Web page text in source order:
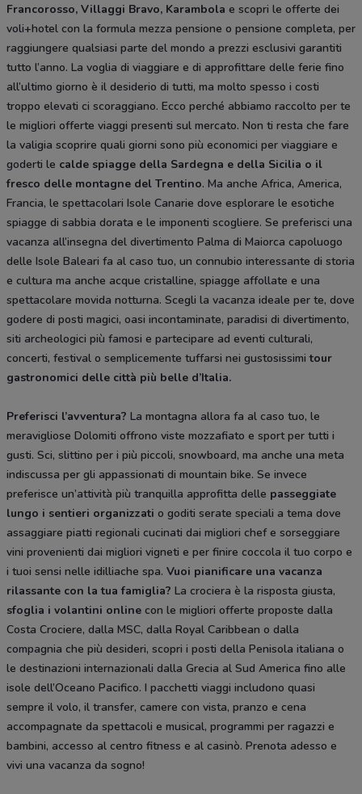
Francorosso, Villaggi Bravo, Karambola e scopri le offerte dei
voli+hotel con la formula mezza pensione o pensione completa, per
raggiungere qualsiasi parte del mondo a prezzi esclusivi garantiti
tutto l’anno. La voglia di viaggiare e di approfittare delle ferie fino
all’ultimo giorno è il desiderio di tutti, ma molto spesso i costi
troppo elevati ci scoraggiano. Ecco perché abbiamo raccolto per te
le migliori offerte viaggi presenti sul mercato. Non ti resta che fare
la valigia scoprire quali giorni sono più economici per viaggiare e
goderti le calde spiagge della Sardegna e della Sicilia o il
fresco delle montagne del Trentino. Ma anche Africa, America,
Francia, le spettacolari Isole Canarie dove esplorare le esotiche
spiagge di sabbia dorata e le imponenti scogliere. Se preferisci una
vacanza all’insegna del divertimento Palma di Maiorca capoluogo
delle Isole Baleari fa al caso tuo, un connubio interessante di storia
e cultura ma anche acque cristalline, spiagge affollate e una
spettacolare movida notturna. Scegli la vacanza ideale per te, dove
godere di posti magici, oasi incontaminate, paradisi di divertimento,
siti archeologici più famosi e partecipare ad eventi culturali,
concerti, festival o semplicemente tuffarsi nei gustosissimitour
gastronomici delle città più belle d’Italia.
Preferisci l’avventura? La montagna allora fa al caso tuo, le
meravigliose Dolomiti offrono viste mozzafiato e sport per tutti i
gusti. Sci, slittino per i più piccoli, snowboard, ma anche una meta
indiscussa per gli appassionati di mountain bike. Se invece
preferisce un’attività più tranquilla approfitta delle passeggiate
lungo i sentieri organizzati o goditi serate speciali a tema dove
assaggiare piatti regionali cucinati dai migliori chef e sorseggiare
vini provenienti dai migliori vigneti e per finire coccola il tuo corpo e
i tuoi sensi nelle idilliache spa. Vuoi pianificare una vacanza
rilassante con la tua famiglia? La crociera è la risposta giusta,
sfoglia i volantini online con le migliori offerte proposte dalla
Costa Crociere, dalla MSC, dalla Royal Caribbean o dalla
compagnia che più desideri, scopri i posti della Penisola italiana o
le destinazioni internazionali dalla Grecia al Sud America fino alle
isole dell’Oceano Pacifico. I pacchetti viaggi includono quasi
sempre il volo, il transfer, camere con vista, pranzo e cena
accompagnate da spettacoli e musical, programmi per ragazzi e
bambini, accesso al centro fitness e al casinò. Prenota adesso e
vivi una vacanza da sogno!